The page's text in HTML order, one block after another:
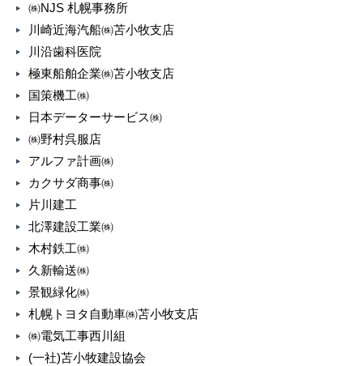
㈱NJS 札幌事務所
川崎近海汽船㈱苫小牧支店
川沿歯科医院
極東船舶企業㈱苫小牧支店
国策機工㈱
日本データーサービス㈱
㈱野村呉服店
アルファ計画㈱
カクサダ商事㈱
片川建工
北澤建設工業㈱
木村鉄工㈱
久新輸送㈱
景観緑化㈱
札幌トヨタ自動車㈱苫小牧支店
㈱電気工事西川組
(一社)苫小牧建設協会